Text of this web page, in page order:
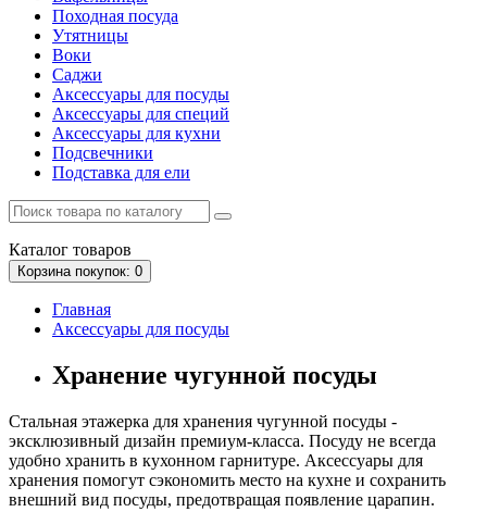
Походная посуда
Утятницы
Bоки
Саджи
Аксессуары для посуды
Аксессуары для специй
Аксессуары для кухни
Подсвечники
Подставка для ели
Каталог товаров
Корзинапокупок: 0
Главная
Аксессуары для посуды
Хранение чугунной посуды
Стальная этажерка для хранения чугунной посуды -
эксклюзивный дизайн премиум-класса. Посуду не всегда
удобно хранить в кухонном гарнитуре. Аксессуары для
хранения помогут сэкономить место на кухне и сохранить
внешний вид посуды, предотвращая появление царапин.